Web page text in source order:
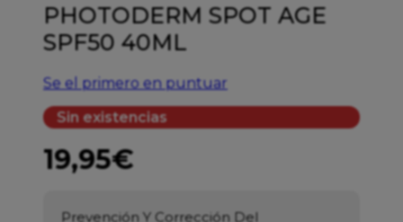
PHOTODERM SPOT AGE
SPF50 40ML
Se el primero en puntuar
Sin existencias
19,95€
Prevención Y Corrección Del